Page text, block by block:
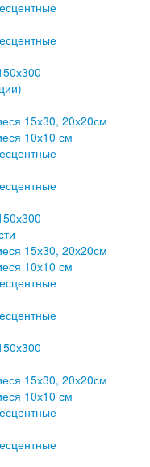
15х30, 20х20см
10х10 см
15х30, 20х20см
10х10 см
15х30, 20х20см
10х10 см